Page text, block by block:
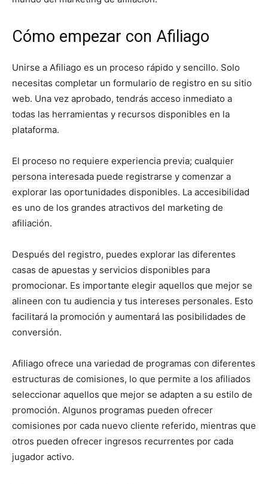
Cómo empezar con Afiliago
Unirse a Afiliago es un proceso rápido y sencillo. Solo
necesitas completar un formulario de registro en su sitio
web. Una vez aprobado, tendrás acceso inmediato a
todas las herramientas y recursos disponibles en la
plataforma.
El proceso no requiere experiencia previa; cualquier
persona interesada puede registrarse y comenzar a
explorar las oportunidades disponibles. La accesibilidad
es uno de los grandes atractivos del marketing de
afiliación.
Después del registro, puedes explorar las diferentes
casas de apuestas y servicios disponibles para
promocionar. Es importante elegir aquellos que mejor se
alineen con tu audiencia y tus intereses personales. Esto
facilitará la promoción y aumentará las posibilidades de
conversión.
Afiliago ofrece una variedad de programas con diferentes
estructuras de comisiones, lo que permite a los afiliados
seleccionar aquellos que mejor se adapten a su estilo de
promoción. Algunos programas pueden ofrecer
comisiones por cada nuevo cliente referido, mientras que
otros pueden ofrecer ingresos recurrentes por cada
jugador activo.